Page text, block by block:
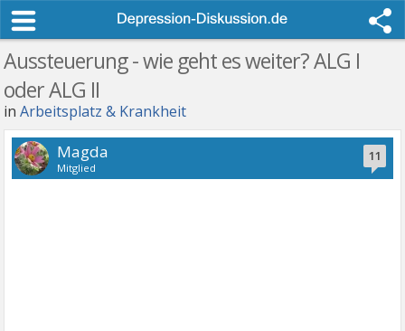
Aussteuerung - wie geht es weiter? ALG I
oder ALG II
inArbeitsplatz & Krankheit
11
Magda
Mitglied